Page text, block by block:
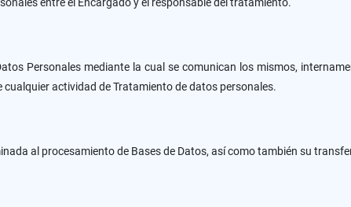
Personales mediante la cual se comunican los mismos,
actividad de Tratamiento de datos personales.
al procesamiento de Bases de Datos, así como también su